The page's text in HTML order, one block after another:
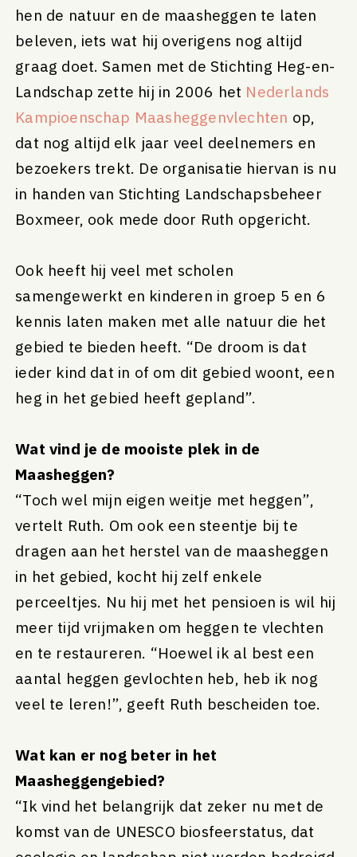
hen de natuur en de maasheggen te laten
beleven, iets wat hij overigens nog altijd
graag doet. Samen met de Stichting Heg-en-
Landschap zette hij in 2006 het Nederlands
Kampioenschap Maasheggenvlechten op,
dat nog altijd elk jaar veel deelnemers en
bezoekers trekt. De organisatie hiervan is nu
in handen van Stichting Landschapsbeheer
Boxmeer, ook mede door Ruth opgericht.
Ook heeft hij veel met scholen
samengewerkt en kinderen in groep 5 en 6
kennis laten maken met alle natuur die het
gebied te bieden heeft. “De droom is dat
ieder kind dat in of om dit gebied woont, een
heg in het gebied heeft gepland”.
Wat vind je de mooiste plek in de
Maasheggen?
“Toch wel mijn eigen weitje met heggen”,
vertelt Ruth. Om ook een steentje bij te
dragen aan het herstel van de maasheggen
in het gebied, kocht hij zelf enkele
perceeltjes. Nu hij met het pensioen is wil hij
meer tijd vrijmaken om heggen te vlechten
en te restaureren. “Hoewel ik al best een
aantal heggen gevlochten heb, heb ik nog
veel te leren!”, geeft Ruth bescheiden toe.
Wat kan er nog beter in het
Maasheggengebied?
“Ik vind het belangrijk dat zeker nu met de
komst van de UNESCO biosfeerstatus, dat